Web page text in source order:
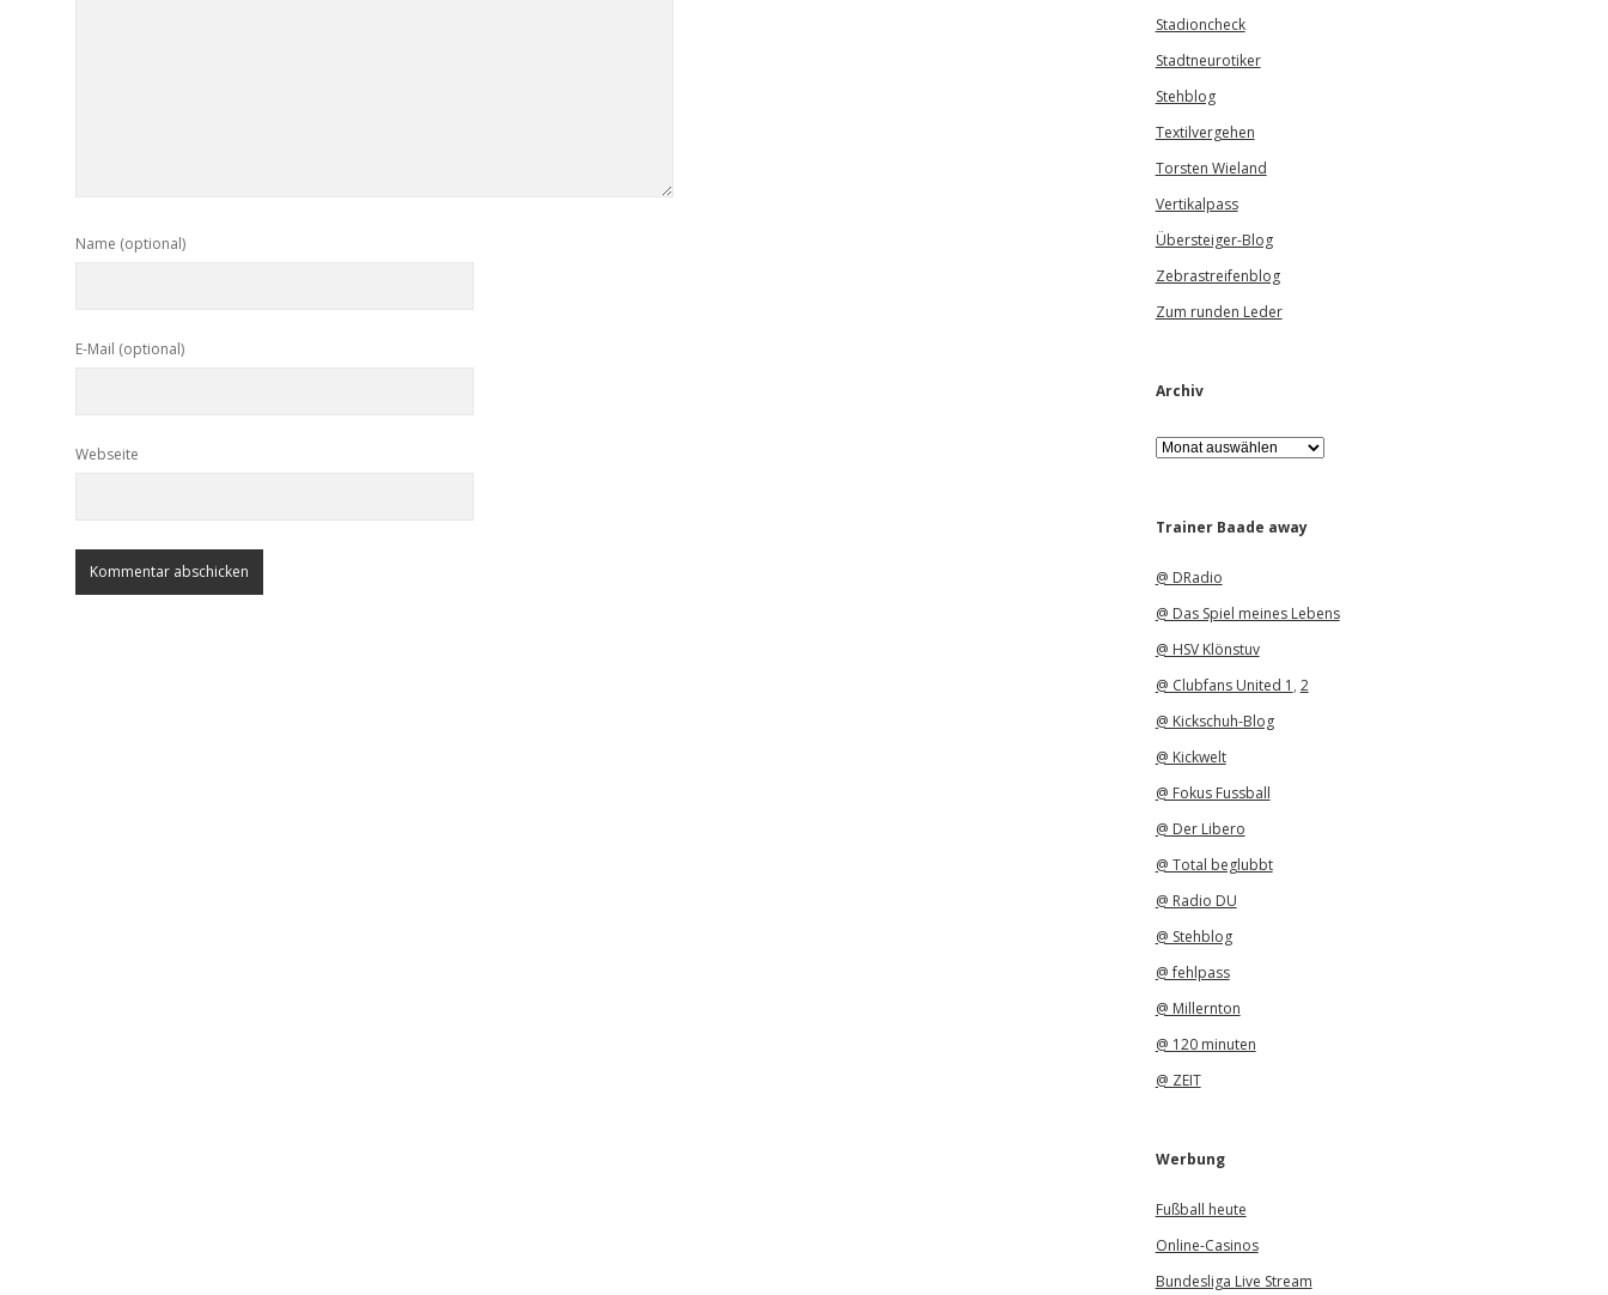
Name (optional)
E-Mail (optional)
Webseite
Stadioncheck
Stadtneurotiker
Stehblog
Textilvergehen
Torsten Wieland
Vertikalpass
Übersteiger-Blog
Zebrastreifenblog
Zum runden Leder
Archiv
A
r
iTrainer Baade away
@ DRadio
@ Das Spiel meines Lebens
@ HSV Klönstuv
@ Clubfans United 1 , 2
@ Kickschuh-Blog
@ Kickwelt
@ Fokus Fussball
@ Der Libero
@ Total beglubbt
@ Radio DU
@ Stehblog
@ fehlpass
@ Millernton
@ 120 minuten
@ ZEIT
Werbung
Fußball heute
Online-Casinos
Bundesliga Live Stream